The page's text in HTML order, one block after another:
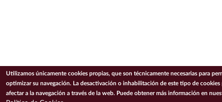
Utilizamos únicamente cookies propias, que son técnicamente necesarias para
optimizar su navegación. La desactivación o inhabilitación de este tipo de cookies
afectar a la navegación a través de la web. Puede obtener más información en